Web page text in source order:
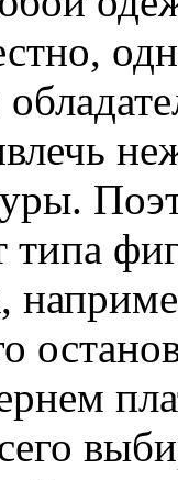
типа